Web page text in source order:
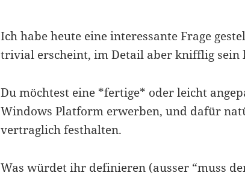
Ich habe heute eine interessante Frage
trivial erscheint, im Detail aber knifflig sein
Du möchtest eine *fertige* oder leicht
Windows Platform erwerben, und dafür
vertraglich festhalten.
Was würdet ihr definieren (ausser “muss